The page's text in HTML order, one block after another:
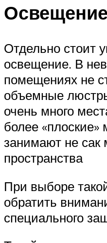
Освещение
Отдельно стоит
освещение. В
помещениях не
объемные
очень много
более «плоские»
занимают не сак
пространства
При выборе
обратить
специального